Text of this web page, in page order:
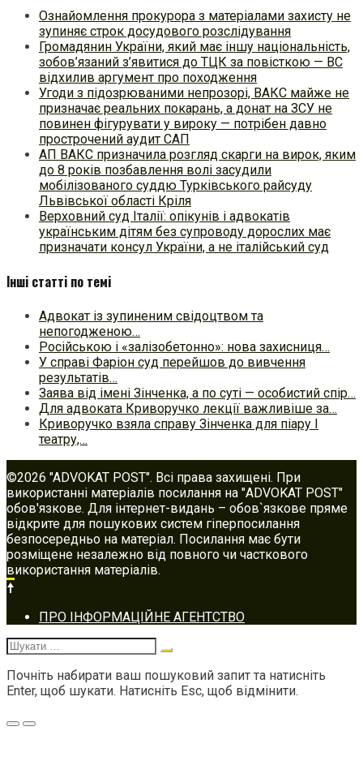
Ознайомлення прокурора з матеріалами захисту не
зупиняє строк досудового розслідування
Громадянин України, який має іншу національність,
зобов’язаний з’явитися до ТЦК за повісткою — ВС
відхилив аргумент про походження
Угоди з підозрюваними непрозорі, ВАКС майже не
призначає реальних покарань, а донат на ЗСУ не
повинен фігурувати у вироку — потрібен давно
прострочений аудит САП
АП ВАКС призначила розгляд скарги на вирок, яким
до 8 років позбавлення волі засудили
мобілізованого суддю Турківського райсуду
Львівської області Кріля
Верховний суд Італії: опікунів і адвокатів
українським дітям без супроводу дорослих має
призначати консул України, а не італійський суд
Інші статті по темі
Адвокат із зупиненим свідоцтвом та
непогодженою…
Російською і «залізобетонно»: нова захисниця…
У справі Фаріон суд перейшов до вивчення
результатів…
Заява від імені Зінченка, а по суті — особистий спір…
Для адвоката Криворучко лекції важливіше за…
Криворучко взяла справу Зінченка для піару І
театру,…
©2026 "ADVOKAT POST". Всі права захищені. При
використанні матеріалів посилання на "ADVOKAT POST"
обов'язкове. Для інтернет-видань – обов`язкове пряме
відкрите для пошукових систем гіперпосилання
безпосередньо на матеріал. Посилання має бути
розміщене незалежно від повного чи часткового
використання матеріалів.
Footer
navigation
ПРО ІНФОРМАЦІЙНЕ АГЕНТСТВО
Шукати:
Почніть набирати ваш пошуковий запит та натисніть
Enter, щоб шукати. Натисніть Esc, щоб відмінити.
Меню